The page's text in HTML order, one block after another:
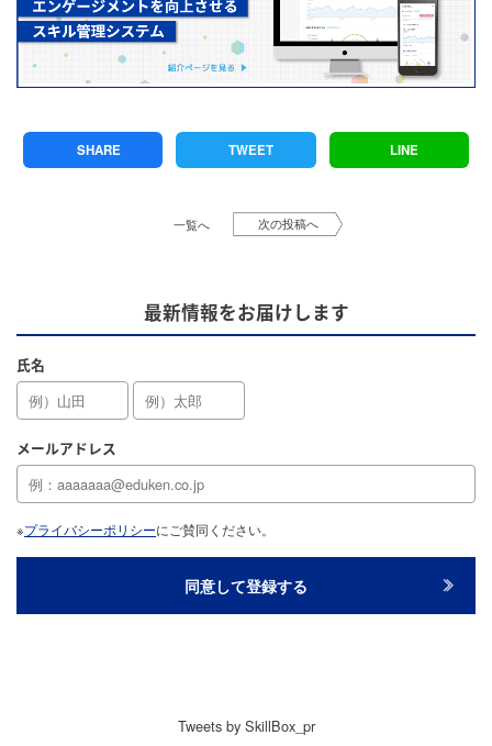
SHARE TWEET LINE
一覧へ 次の投稿へ
最新情報をお届けします
氏名
メールアドレス
※プライバシーポリシーにご賛同ください。
Tweets by SkillBox_pr